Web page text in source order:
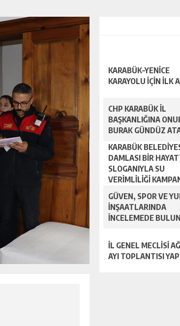
KARABÜK–YENİCE
KARAYOLU İÇİN İLK
CHP KARABÜK İL
BAŞKANLIĞINA
BURAK GÜNDÜZ
KARABÜK
DAMLASI BİR
SLOGANIYLA SU
VERİMLİLİĞİ
BAŞLATTI.
GÜVEN, SPOR VE
İNŞAATLARINDA
İNCELEMEDE
İL GENEL MECLİSİ
AYI TOPLANTISI